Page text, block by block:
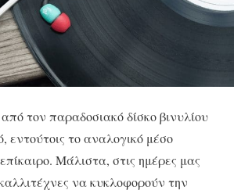
τον παραδοσιακό δίσκο βινυλίου
εντούτοις το αναλογικό μέσο
Μάλιστα, στις ημέρες μας
να κυκλοφορούν την